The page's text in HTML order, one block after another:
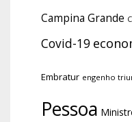
Campina Grande
Covid-19
Embratur engenho
Pessoa